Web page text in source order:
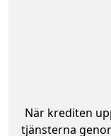
När krediten
tjänsterna